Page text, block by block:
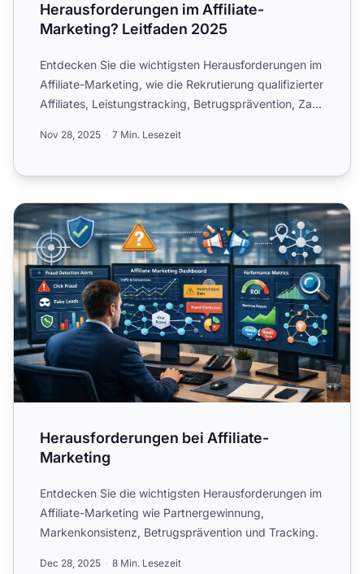
Herausforderungen im Affiliate-
Marketing? Leitfaden 2025
Entdecken Sie die wichtigsten Herausforderungen im
Affiliate-Marketing, wie die Rekrutierung qualifizierter
Affiliates, Leistungstracking, Betrugsprävention, Za...
Nov 28, 2025 7 Min. Lesezeit
Herausforderungen bei Affiliate-Marketing
Herausforderungen bei Affiliate-
Marketing
Entdecken Sie die wichtigsten Herausforderungen im
Affiliate-Marketing wie Partnergewinnung,
Markenkonsistenz, Betrugsprävention und Tracking.
Dec 28, 2025 8 Min. Lesezeit